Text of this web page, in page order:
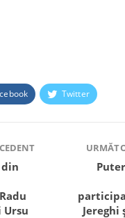
Twitter
WhatsApp Viber
Ursu
Jereghi